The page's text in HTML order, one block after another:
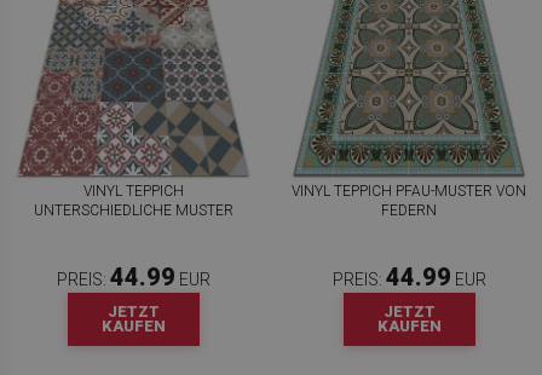
VINYL TEPPICH
UNTERSCHIEDLICHE MUSTER
PREIS: 44.99 EUR
JETZT
KAUFEN
VINYL TEPPICH PFAU-MUSTER VON
FEDERN
PREIS: 44.99 EUR
JETZT
KAUFEN